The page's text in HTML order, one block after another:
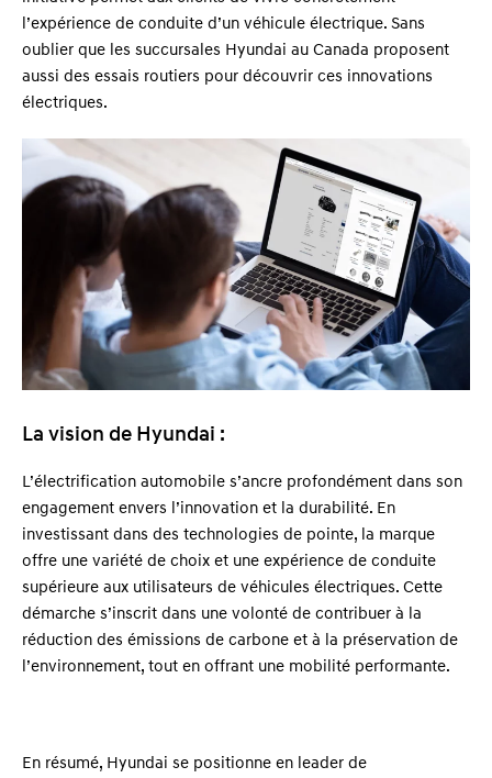
l’expérience de conduite d’un véhicule électrique. Sans
oublier que les succursales Hyundai au Canada proposent
aussi des essais routiers pour découvrir ces innovations
électriques.
La vision de Hyundai :
L’électrification automobile s’ancre profondément dans son
engagement envers l’innovation et la durabilité. En
investissant dans des technologies de pointe, la marque
offre une variété de choix et une expérience de conduite
supérieure aux utilisateurs de véhicules électriques. Cette
démarche s’inscrit dans une volonté de contribuer à la
réduction des émissions de carbone et à la préservation de
l’environnement, tout en offrant une mobilité performante.
En résumé, Hyundai se positionne en leader de